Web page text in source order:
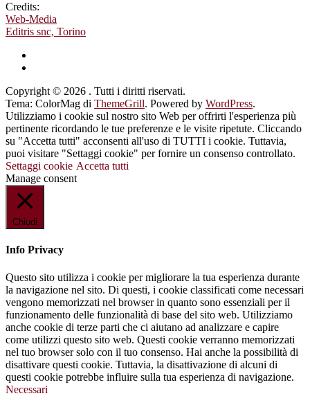
Credits:
Web-Media
Editris snc, Torino
Copyright © 2026 . Tutti i diritti riservati.
Tema: ColorMag di ThemeGrill. Powered by WordPress.
Utilizziamo i cookie sul nostro sito Web per offrirti l'esperienza più
pertinente ricordando le tue preferenze e le visite ripetute. Cliccando
su "Accetta tutti" acconsenti all'uso di TUTTI i cookie. Tuttavia,
puoi visitare "Settaggi cookie" per fornire un consenso controllato.
Settaggi cookie Accetta tutti
Manage consent
Chiudi
Info Privacy
Questo sito utilizza i cookie per migliorare la tua esperienza durante
la navigazione nel sito. Di questi, i cookie classificati come necessari
vengono memorizzati nel browser in quanto sono essenziali per il
funzionamento delle funzionalità di base del sito web. Utilizziamo
anche cookie di terze parti che ci aiutano ad analizzare e capire
come utilizzi questo sito web. Questi cookie verranno memorizzati
nel tuo browser solo con il tuo consenso. Hai anche la possibilità di
disattivare questi cookie. Tuttavia, la disattivazione di alcuni di
questi cookie potrebbe influire sulla tua esperienza di navigazione.
Necessari